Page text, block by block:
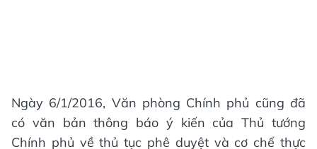
Ngày 6/1/2016, Văn phòng Chính phủ cũng đã
có văn bản thông báo ý kiến của Thủ tướng
Chính phủ về thủ tục phê duyệt và cơ chế thực